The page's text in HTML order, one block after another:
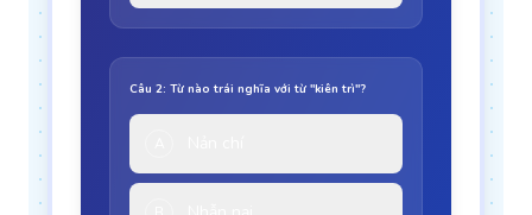
Câu 2: Từ nào trái nghĩa với từ "kiên trì"?